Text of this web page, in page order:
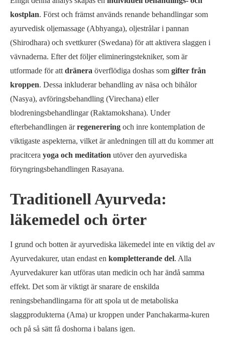
kostplan. Först och främst används renande behandlingar som
ayurvedisk oljemassage (Abhyanga), oljestrålar i pannan
(Shirodhara) och svettkurer (Swedana) för att aktivera slaggen i
vävnaderna. Efter det följer elimineringstekniker, som är
utformade för att dränera överflödiga doshas som gifter från
kroppen. Dessa inkluderar behandling av näsa och bihålor
(Nasya), avföringsbehandling (Virechana) eller
blodreningsbehandlingar (Raktamokshana). Under
efterbehandlingen ärregenerering och inre kontemplation de
viktigaste aspekterna, vilket är anledningen till att du kommer att
pracitcera yoga och meditation utöver den ayurvediska
föryngringsbehandlingen Rasayana.
Traditionell Ayurveda:
läkemedel och örter
I grund och botten är ayurvediska läkemedel inte en viktig del av
Ayurvedakurer, utan endast en kompletterande del. Alla
Ayurvedakurer kan utföras utan medicin och har ändå samma
effekt. Det som är viktigt är snarare de enskilda
reningsbehandlingarna för att spola ut de metaboliska
slaggprodukterna (Ama) ur kroppen under Panchakarma-kuren
och på så sätt få doshorna i balans igen.